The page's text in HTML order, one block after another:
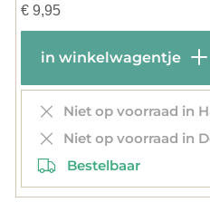
€9,95
in winkelwagentje
Niet op voorraad in
Niet op voorraad in
Bestelbaar